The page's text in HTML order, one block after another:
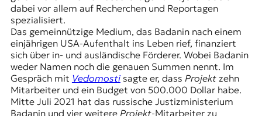
E
K
O
D
E
dabei vor allem auf Recherchen und Reportagen
spezialisiert.
Das gemeinnützige Medium, das Badanin nach einem
einjährigen USA-Aufenthalt ins Leben rief, finanziert
sich über in- und ausländische Förderer. Wobei Badanin
weder Namen noch die genauen Summen nennt. Im
Gespräch mit Vedomosti sagte er, dass Projekt zehn
Mitarbeiter und ein Budget von 500.000 Dollar habe.
Mitte Juli 2021 hat das russische Justizministerium
Badanin und vier weitere Projekt-Mitarbeiter zu